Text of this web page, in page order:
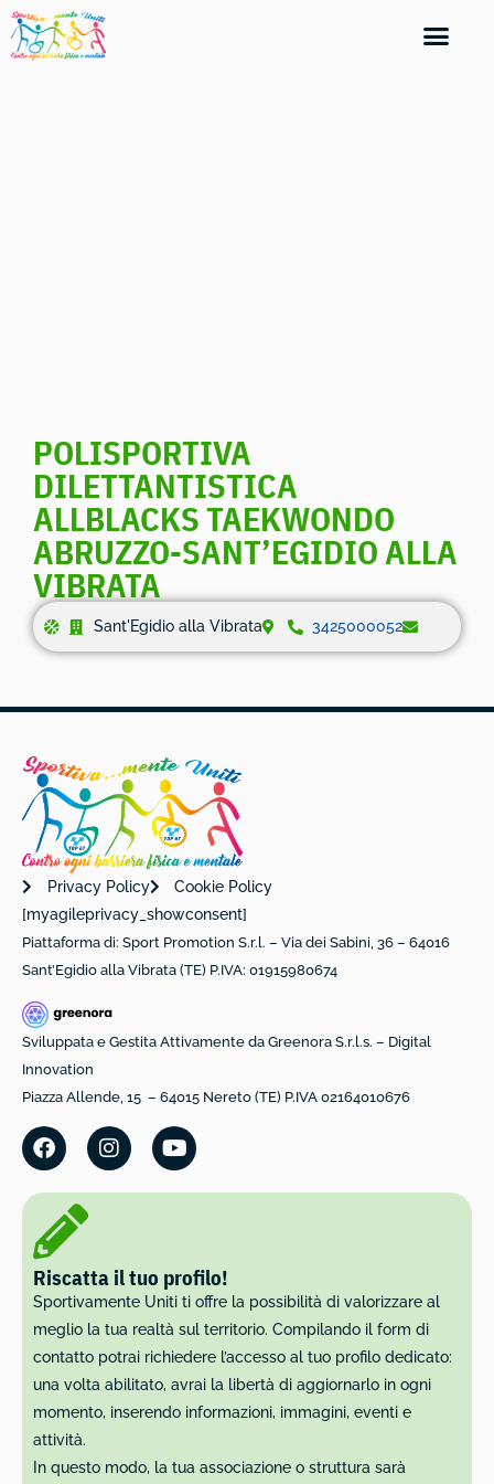
POLISPORTIVA
DILETTANTISTICA
ALLBLACKS TAEKWONDO
ABRUZZO-SANT’EGIDIO ALLA
VIBRATA
Sant'Egidio alla Vibrata 3425000052
Privacy Policy
Cookie Policy
[myagileprivacy_showconsent]
Piattaforma di: Sport Promotion S.r.l. – Via dei Sabini, 36 – 64016
Sant’Egidio alla Vibrata (TE) P.IVA: 01915980674
Sviluppata e Gestita Attivamente da Greenora S.r.l.s. – Digital
Innovation
Piazza Allende, 15 – 64015 Nereto (TE) P.IVA 02164010676
Riscatta il tuo profilo!
Sportivamente Uniti ti offre la possibilità di valorizzare al
meglio la tua realtà sul territorio. Compilando il form di
contatto potrai richiedere l’accesso al tuo profilo dedicato:
una volta abilitato, avrai la libertà di aggiornarlo in ogni
momento, inserendo informazioni, immagini, eventi e
attività.
In questo modo, la tua associazione o struttura sarà